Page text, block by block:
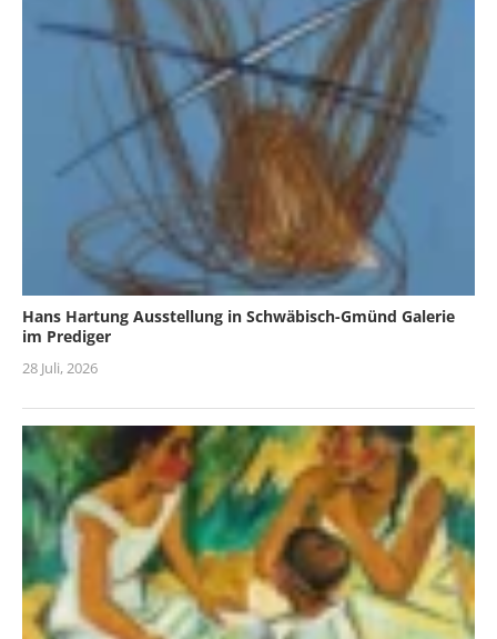
Hans Hartung Ausstellung in Schwäbisch-Gmünd Galerie
im Prediger
28 Juli, 2026